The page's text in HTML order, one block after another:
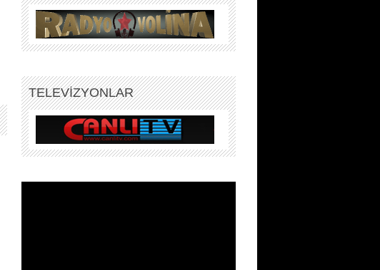
TELEVİZYONLAR